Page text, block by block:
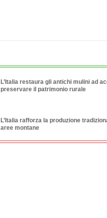
L’Italia restaura gli antichi mulini ad
preservare il patrimonio rurale
L’Italia rafforza la produzione
aree montane